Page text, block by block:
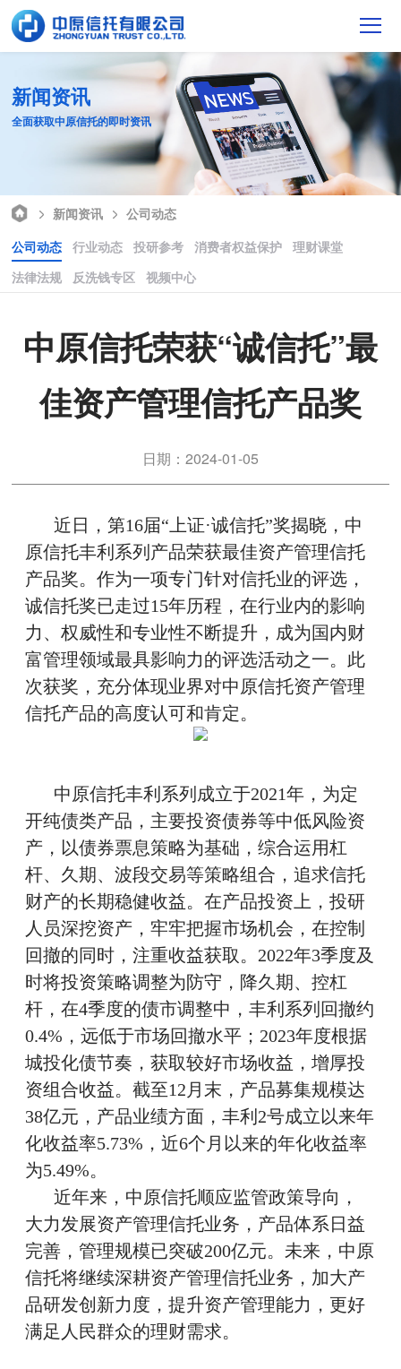
新闻资讯
全面获取中原信托的即时资讯
新闻资讯
公司动态
公司动态
行业动态 投研参考 消费者权益保护
理财课堂
法律法规
反洗钱专区 视频中心
中原信托荣获“诚信托”最
佳资产管理信托产品奖
日期：2024-01-05
近日，第16届“上证·诚信托”奖揭晓，中
原信托丰利系列产品荣获最佳资产管理信托
产品奖。作为一项专门针对信托业的评选，
诚信托奖已走过15年历程，在行业内的影响
力、权威性和专业性不断提升，成为国内财
富管理领域最具影响力的评选活动之一。此
次获奖，充分体现业界对中原信托资产管理
信托产品的高度认可和肯定。
中原信托丰利系列成立于2021年，为定
开纯债类产品，主要投资债券等中低风险资
产，以债券票息策略为基础，综合运用杠
杆、久期、波段交易等策略组合，追求信托
财产的长期稳健收益。在产品投资上，投研
人员深挖资产，牢牢把握市场机会，在控制
回撤的同时，注重收益获取。2022年3季度及
时将投资策略调整为防守，降久期、控杠
杆，在4季度的债市调整中，丰利系列回撤约
0.4%，远低于市场回撤水平；2023年度根据
城投化债节奏，获取较好市场收益，增厚投
资组合收益。截至12月末，产品募集规模达
38亿元，产品业绩方面，丰利2号成立以来年
化收益率5.73%，近6个月以来的年化收益率
为5.49%。
近年来，中原信托顺应监管政策导向，
大力发展资产管理信托业务，产品体系日益
完善，管理规模已突破200亿元。未来，中原
信托将继续深耕资产管理信托业务，加大产
品研发创新力度，提升资产管理能力，更好
满足人民群众的理财需求。